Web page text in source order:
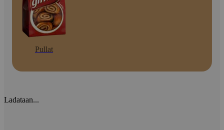
Pullat
Ladataan...